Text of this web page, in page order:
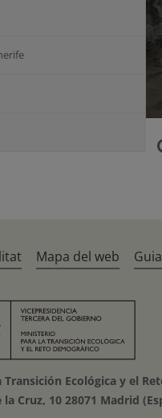
Mapa del web
Ecológica y el
la Cruz, 10 28071 Madrid